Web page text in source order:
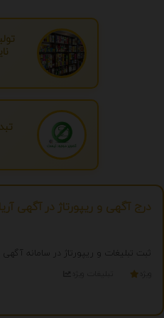
درج آگهی و ریپورتاژ در آگهی آریا
ثبت تبلیغات و ریپورتاژ در سامانه